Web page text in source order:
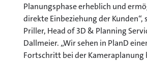
Planungsphase erheblich und
direkte Einbeziehung der Kunden“,
Priller, Head of 3D & Planning
Dallmeier. „Wir sehen in PlanD
Fortschritt bei der Kameraplanung